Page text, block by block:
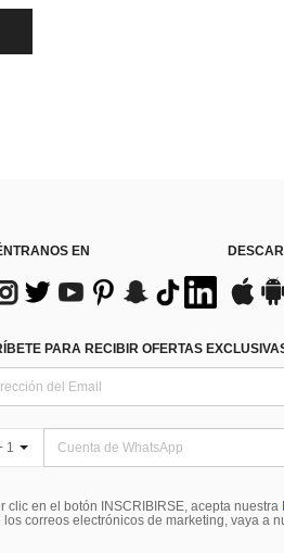
EN
PARA RECIBIR OFERTAS
1
clic en el botón INSCRIBIRSE, acepta nuestra
los correos electrónicos de marketing, vaya a